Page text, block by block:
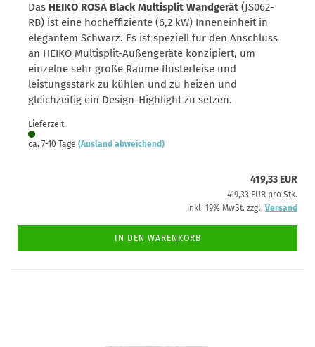
Das HEIKO ROSA Black Multisplit Wandgerät (JS062-
RB) ist eine hocheffiziente (6,2 kW) Inneneinheit in
elegantem Schwarz. Es ist speziell für den Anschluss
an HEIKO Multisplit-Außengeräte konzipiert, um
einzelne sehr große Räume flüsterleise und
leistungsstark zu kühlen und zu heizen und
gleichzeitig ein Design-Highlight zu setzen.
Lieferzeit:
ca. 7-10 Tage (Ausland abweichend)
419,33 EUR
419,33 EUR pro Stk.
inkl. 19% MwSt. zzgl. Versand
IN DEN WARENKORB